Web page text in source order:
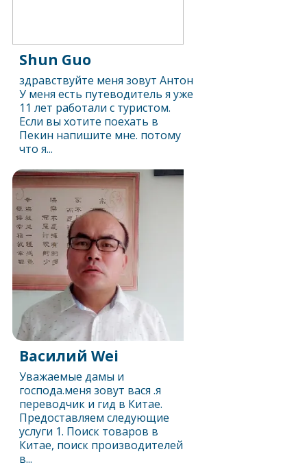
Shun Guo
здравствуйте меня зовут Антон
У меня есть путеводитель я уже
11 лет работали с туристом.
Если вы хотите поехать в
Пекин напишите мне. потому
что я...
Василий Wei
Уважаемые дамы и
господа.меня зовут вася .я
переводчик и гид в Китае.
Предоставляем следующие
услуги 1. Поиск товаров в
Китае, поиск производителей
в...